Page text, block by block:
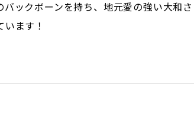
ックボーンを持ち、地元愛の強い大和さ
ます！